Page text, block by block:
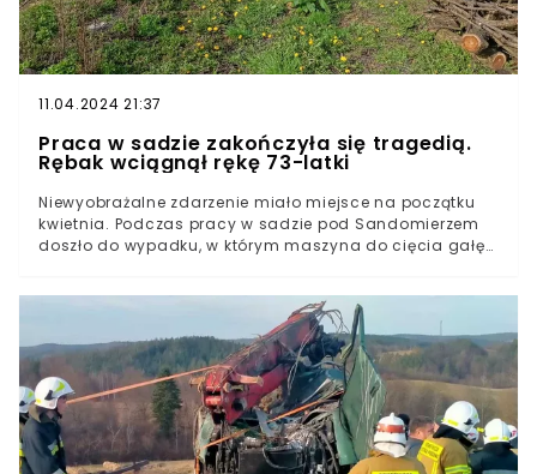
11.04.2024 21:37
Praca w sadzie zakończyła się tragedią.
Rębak wciągnął rękę 73-latki
Niewyobrażalne zdarzenie miało miejsce na początku
kwietnia. Podczas pracy w sadzie pod Sandomierzem
doszło do wypadku, w którym maszyna do cięcia gałęzi
szpitala. Jednak w skutek poważnych obrażeń, kobiety
nie udało się uratować.